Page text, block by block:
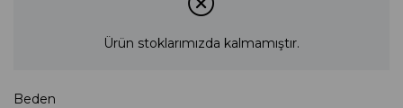
Ürün stoklarımızda kalmamıştır.
Beden